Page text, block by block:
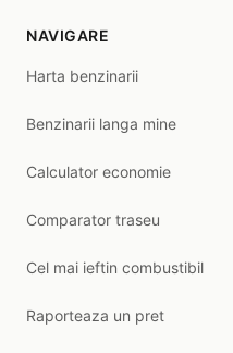
NAVIGARE
Harta benzinarii
Benzinarii langa mine
Calculator economie
Comparator traseu
Cel mai ieftin combustibil
Raporteaza un pret